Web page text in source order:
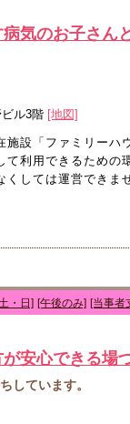
病気のお子さ
ル3階 [地図]
施設「ファミリー
て利用できるため
くしては運営でき
・日] [午後のみ] [当事者
安心できる場
しています。